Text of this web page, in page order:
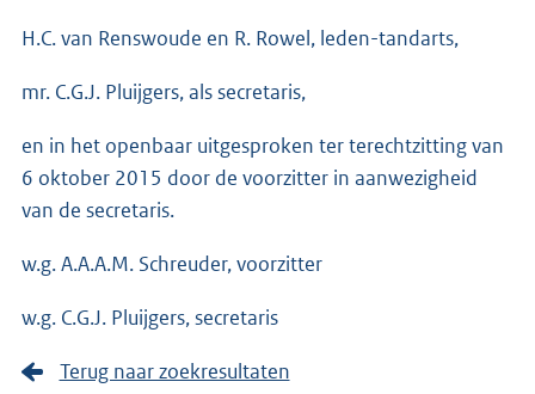
H.C. van Renswoude en R. Rowel, leden-tandarts,
mr. C.G.J. Pluijgers, als secretaris,
en in het openbaar uitgesproken ter terechtzitting van
6 oktober 2015 door de voorzitter in aanwezigheid
van de secretaris.
w.g. A.A.A.M. Schreuder, voorzitter
w.g. C.G.J. Pluijgers, secretaris
Terug naar zoekresultaten